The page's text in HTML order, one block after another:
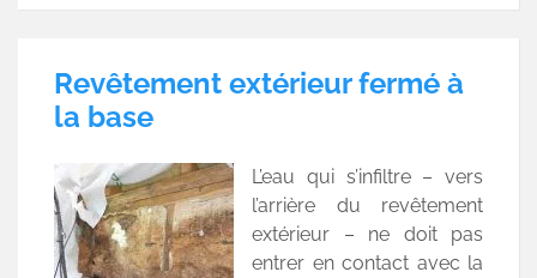
Revêtement extérieur fermé à
la base
L’eau qui s’infiltre – vers
l’arrière du revêtement
extérieur – ne doit pas
entrer en contact avec la